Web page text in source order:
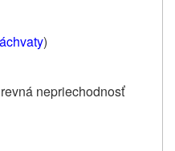
)
nepriechodnosť